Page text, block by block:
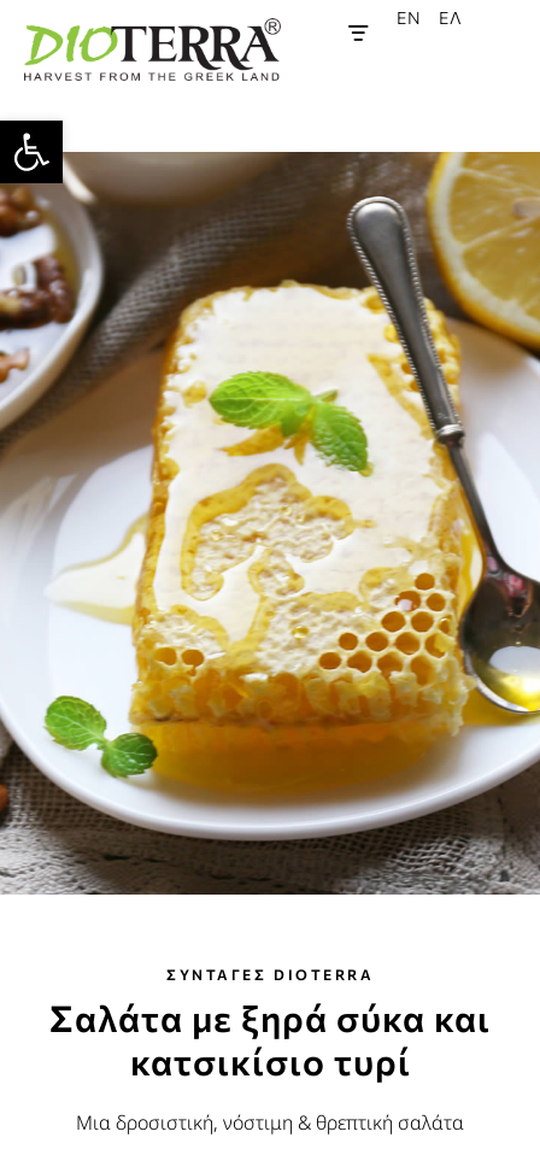
Ανοίξτε τη γραμμή εργαλείων
EN ΕΛ
ΣΥΝΤΑΓΕΣ DIOTERRA
Σαλάτα με ξηρά σύκα και
κατσικίσιο τυρί
Μια δροσιστική, νόστιμη & θρεπτική σαλάτα